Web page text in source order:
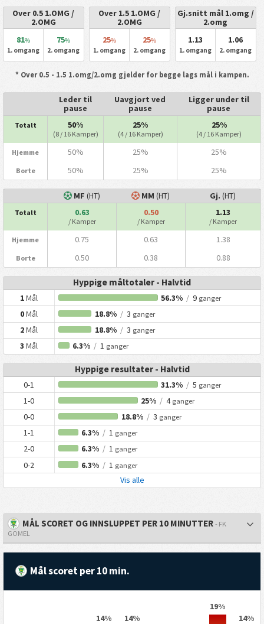
Over 0.5 1.OMG /
2.OMG
81%
1. omgang
75%
2. omgang
Over 1.5 1.OMG /
2.OMG
25%
1. omgang
25%
2. omgang
Gj.snitt mål 1.omg /
2.omg
1.13
1. omgang
1.06
2. omgang
* Over 0.5 - 1.5 1.omg/2.omg gjelder for begge lags mål i kampen.
Leder til
pause
Uavgjort ved
pause
Ligger under til
pause
Totalt 50%
(8 / 16 Kamper)
25%
(4 / 16 Kamper)
25%
(4 / 16 Kamper)
Hjemme 50% 25% 25%
Borte 50% 25% 25%
MF (HT) MM (HT) Gj. (HT)
Totalt 0.63
/ Kamper
0.50
/ Kamper
1.13
/ Kamper
Hjemme 0.75 0.63 1.38
Borte 0.50 0.38 0.88
Hyppige måltotaler - Halvtid
1Mål 56.3% / 9 ganger
0Mål 18.8% /3 ganger
2Mål 18.8% /3 ganger
3Mål 6.3% / 1 ganger
Hyppige resultater - Halvtid
0-1 31.3% / 5 ganger
1-0 25% / 4 ganger
0-0 18.8% /3 ganger
1-1 6.3% / 1 ganger
2-0 6.3% / 1 ganger
0-2 6.3% / 1 ganger
Vis alle
MÅL SCORET OG INNSLUPPET PER 10 MINUTTER - FK
GOMEL
Mål scoret per 10 min.
14% 14%
19%
14%